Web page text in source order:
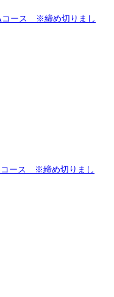
コース ※締め切りまし
コース ※締め切りまし